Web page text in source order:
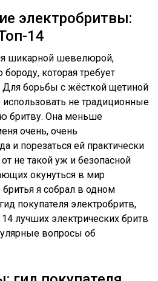
электробритвы:
14
шикарной шевелюрой,
которая требует
Для борьбы с жёсткой щетиной
не традиционные
бритву. Она меньше
очень, очень
и порезаться ей практически
не такой уж и безопасной
окунуться в мир
я собрал в одном
покупателя электробритв,
лучших электрических бритв
вопросы об